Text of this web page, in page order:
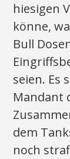
hiesigen
könne,
Bull
seien. Es
Mandant
dem
noch